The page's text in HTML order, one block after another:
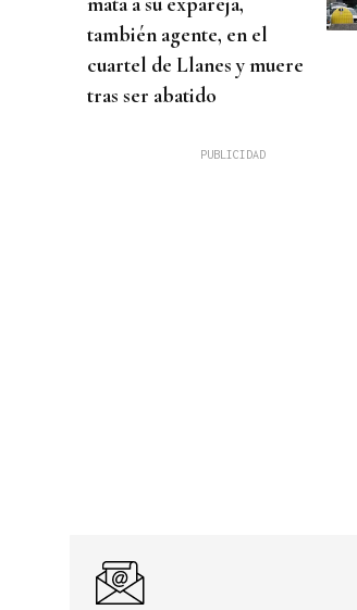
también agente, en el
cuartel de Llanes y muere
tras ser abatido